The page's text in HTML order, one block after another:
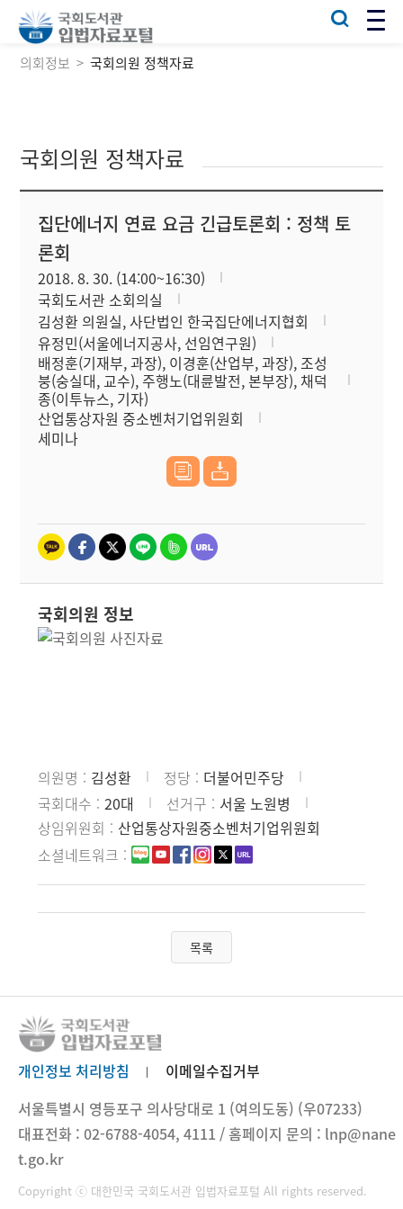
의회정보 국회의원 정책자료
국회의원 정책자료
집단에너지 연료 요금 긴급토론회 : 정책 토
론회
2018. 8. 30. (14:00~16:30)
국회도서관 소회의실
김성환 의원실, 사단법인 한국집단에너지협회
유정민(서울에너지공사, 선임연구원)
배정훈(기재부, 과장), 이경훈(산업부, 과장), 조성
붕(숭실대, 교수), 주행노(대륜발전, 본부장), 채덕
종(이투뉴스, 기자)
산업통상자원 중소벤처기업위원회
세미나
국회의원 정보
의원명 김성환 정당
더불어민주당
국회대수
20대 선거구
서울 노원병
상임위원회
산업통상자원중소벤처기업위원회
소셜네트워크
목록
개인정보 처리방침
이메일수집거부
서울특별시 영등포구 의사당대로 1 (여의도동) (우07233)
대표전화 : 02-6788-4054, 4111 / 홈페이지 문의 : lnp@nane
t.go.kr
Copyright ⓒ 대한민국 국회도서관 입법자료포털 All rights reserved.